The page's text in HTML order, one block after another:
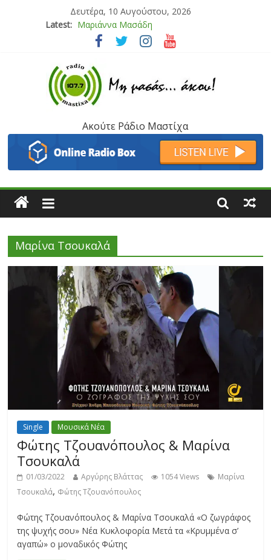
Δευτέρα, 10 Αυγούστου, 2026
Latest: Μαριάννα Μασάδη
Τάνια Μπρεάζου
Μάνος Τρυπιάς & Γιώργος Στρατάκης
Ιορδάνης Αγαπητός
Ακούτε Ράδιο Μαστίχα
Μαρίνα Τσουκαλά
Single Μουσικά Νέα
Φώτης Τζουανόπουλος & Μαρίνα
Τσουκαλά
01/03/2022 Αργύρης Βλάττας 1054 Views
Μαρίνα
Τσουκαλά, Φώτης Τζουανόπουλος
Φώτης Τζουανόπουλος & Μαρίνα Τσουκαλά «Ο ζωγράφος
της ψυχής σου» Νέα Κυκλοφορία Μετά τα «Κρυμμένα σ’
αγαπώ» ο μοναδικός Φώτης